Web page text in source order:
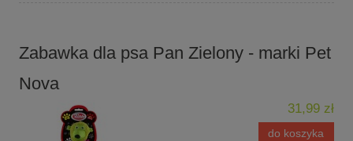
Zabawka dla psa Pan Zielony - marki Pet
Nova
31,99 zł
do koszyka